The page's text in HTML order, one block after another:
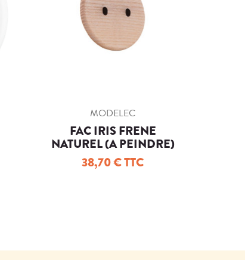
MODELEC
FAC IRIS FRENE
NATUREL (A PEINDRE)
B2
38,70 € TTC